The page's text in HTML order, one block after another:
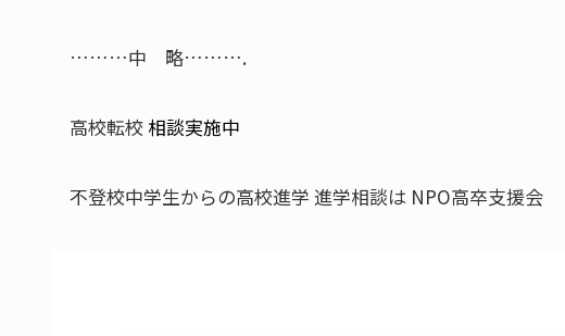
………中 略……….
高校転校 相談実施中
不登校中学生からの高校進学 進学相談は NPO高卒支援会